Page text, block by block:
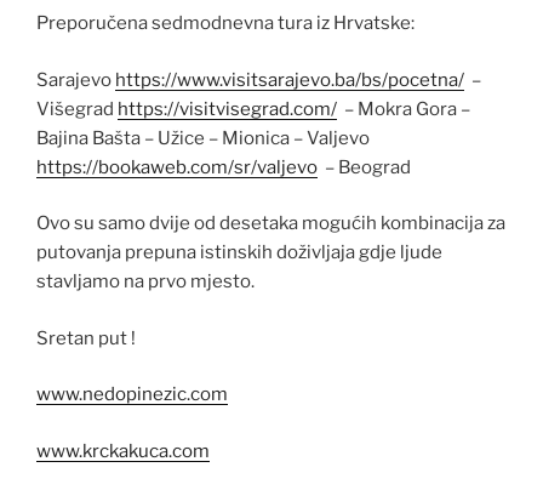
Preporučena sedmodnevna tura iz Hrvatske:
Sarajevo https://www.visitsarajevo.ba/bs/pocetna/ –
Višegrad https://visitvisegrad.com/ – Mokra Gora –
Bajina Bašta – Užice – Mionica – Valjevo
https://bookaweb.com/sr/valjevo – Beograd
Ovo su samo dvije od desetaka mogućih kombinacija za
putovanja prepuna istinskih doživljaja gdje ljude
stavljamo na prvo mjesto.
Sretan put !
www.nedopinezic.com
www.krckakuca.com